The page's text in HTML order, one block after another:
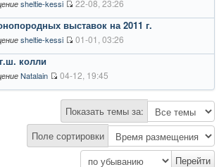
sheltie-kessi 22-08, 23:26
выставок на 2011 г.
sheltie-kessi 01-01, 03:26
колли
Natalain 04-12, 19:45
Показать темы за:
Поле сортировки